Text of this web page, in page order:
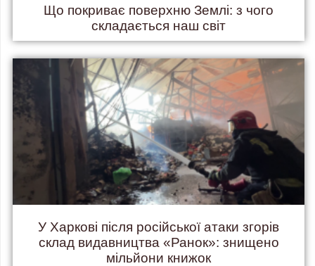
Що покриває поверхню Землі: з чого
складається наш світ
У Харкові після російської атаки згорів
склад видавництва «Ранок»: знищено
мільйони книжок